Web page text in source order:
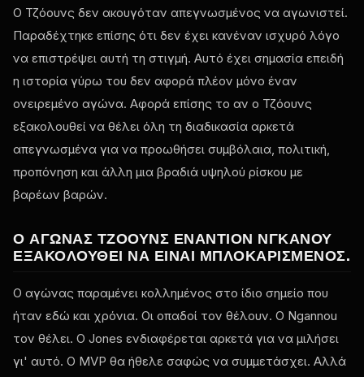
Ο Τζόουνς δεν ακουγόταν απεγνωσμένος να αγωνιστεί.
Παραδέχτηκε επίσης ότι δεν έχει κανέναν ισχυρό λόγο
να επιστρέψει αυτή τη στιγμή. Αυτό έχει σημασία επειδή
η ιστορία γύρω του δεν αφορά πλέον μόνο έναν
ονειρεμένο αγώνα. Αφορά επίσης το αν ο Τζόουνς
εξακολουθεί να θέλει όλη τη διαδικασία αρκετά
απεγνωσμένα για να προωθήσει συμβόλαια, πολιτική,
προπόνηση και άλλη μια βραδιά υψηλού ρίσκου με
βαρέων βαρών.
Ο ΑΓΏΝΑΣ ΤΖΌΟΥΝΣ ΕΝΑΝΤΊΟΝ ΝΓΚΑΝΟΎ
ΕΞΑΚΟΛΟΥΘΕΊ ΝΑ ΕΊΝΑΙ ΜΠΛΟΚΑΡΙΣΜΈΝΟΣ.
Ο αγώνας παραμένει κολλημένος στο ίδιο σημείο που
ήταν εδώ και χρόνια. Οι οπαδοί τον θέλουν. Ο Ngannou
τον θέλει. Ο Jones ενδιαφέρεται αρκετά για να μιλήσει
γι' αυτό. Ο MVP θα ήθελε σαφώς να συμμετάσχει. Αλλά